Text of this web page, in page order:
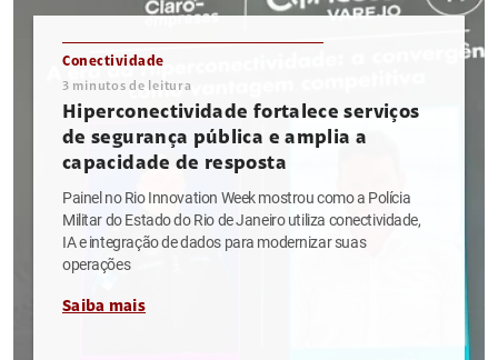
Conectividade
3 minutos de leitura
Hiperconectividade fortalece serviços
de segurança pública e amplia a
capacidade de resposta
Painel no Rio Innovation Week mostrou como a Polícia
Militar do Estado do Rio de Janeiro utiliza conectividade,
IA e integração de dados para modernizar suas
operações
Saiba mais